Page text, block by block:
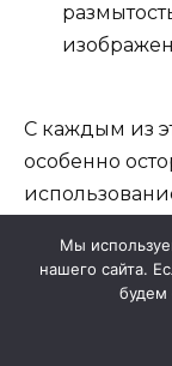
С каждым из
особенно
случае
эффектов
Мы
нашего сайта.
будем